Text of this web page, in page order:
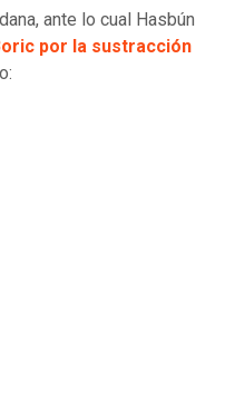
ante lo cual Hasbún
por la sustracción